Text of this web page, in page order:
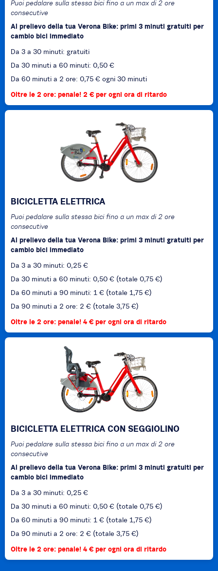
Puoi pedalare sulla stessa bici fino a un max di 2 ore
consecutive
Al prelievo della tua Verona Bike: primi 3 minuti gratuiti per
cambio bici immediato
Da 3 a 30 minuti: gratuiti
Da 30 minuti a 60 minuti: 0,50 €
Da 60 minuti a 2 ore: 0,75 € ogni 30 minuti
Oltre le 2 ore: penale! 2 € per ogni ora di ritardo
BICICLETTA ELETTRICA
Puoi pedalare sulla stessa bici fino a un max di 2 ore
consecutive
Al prelievo della tua Verona Bike: primi 3 minuti gratuiti per
cambio bici immediato
Da 3 a 30 minuti: 0,25 €
Da 30 minuti a 60 minuti: 0,50 € (totale 0,75 €)
Da 60 minuti a 90 minuti: 1 € (totale 1,75 €)
Da 90 minuti a 2 ore: 2 € (totale 3,75 €)
Oltre le 2 ore: penale! 4 € per ogni ora di ritardo
BICICLETTA ELETTRICA CON SEGGIOLINO
Puoi pedalare sulla stessa bici fino a un max di 2 ore
consecutive
Al prelievo della tua Verona Bike: primi 3 minuti gratuiti per
cambio bici immediato
Da 3 a 30 minuti: 0,25 €
Da 30 minuti a 60 minuti: 0,50 € (totale 0,75 €)
Da 60 minuti a 90 minuti: 1 € (totale 1,75 €)
Da 90 minuti a 2 ore: 2 € (totale 3,75 €)
Oltre le 2 ore: penale! 4 € per ogni ora di ritardo